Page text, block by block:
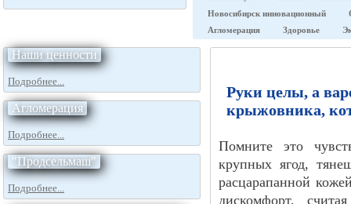
Новосибирск инновационный
Агломерация
Здоровье
Наши ценности
Подробнее...
Агломерация
Подробнее...
"Продсельмаш"
Подробнее...
Руки целы, а
крыжовника,
Помните это
крупных ягод,
расцарапанной
дискомфорт,